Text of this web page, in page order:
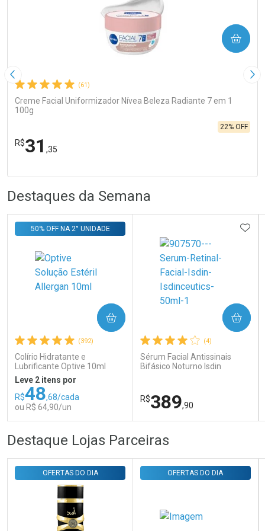
Imagem Anterior
(61)
Creme Facial Uniformizador Nívea Beleza Radiante 7 em 1
100g
R$31 ,35
22% OFF
COMPRAR
Laboratório
Ativar Desconto
Comprar sem Desconto
Por R$ 31,35/cada
Por Menos
Comprar sem Desconto
Por R$ 31,35/cada
Destaques da Semana
(392)
Colírio Hidratante e
Lubrificante Optive 10ml
50% OFF NA 2° UNIDADE
Leve 2 itens por
R$48,68/cada
ou R$ 64,90/un
COMPRAR
FECHAR
Laboratório
FECHAR
Por Menos
(4)
Sérum Facial Antissinais
Bifásico Noturno Isdin
R$389,90
COMPRAR
Por Menos
Destaque Lojas Parceiras
OFERTAS DO DIA OFERTAS DO DIA